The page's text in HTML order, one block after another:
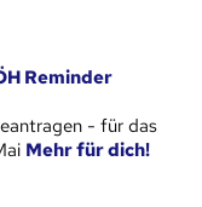
Reminder
- für das
Mehr für dich!